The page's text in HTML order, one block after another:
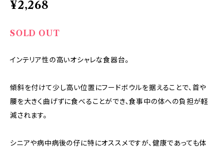
¥2,268
SOLD OUT
インテリア性の高いオシャレな食器台。
傾斜を付けて少し高い位置にフードボウルを据えることで、首や
腰を大きく曲げずに食べることができ、食事中の体への負担が軽
減されます。
シニアや病中病後の仔に特にオススメですが、健康であっても体